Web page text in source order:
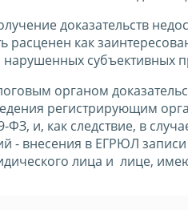
доказательств
расценен как
нарушенных
органом
регистрирующим
ФЗ, и, как следствие, в
- внесения в ЕГРЮЛ
лица и лице,